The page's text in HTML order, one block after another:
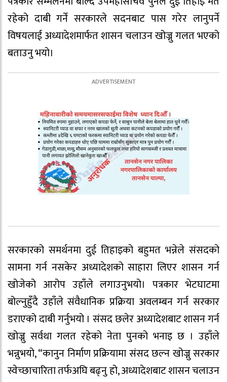
रहेको दाबी गर्ने सरकारले सदनबाट पास गरेर लानुपर्ने
विषयलाई अध्यादेशमार्फत शासन चलाउन खोज्नु गलत भएको
बताउनु भयो।
सरकारको समर्थनमा दुई तिहाइको बहुमत भन्नेले संसदको
सामना गर्न नसकेर अध्यादेशको साहारा लिएर शासन गर्न
खोजेको आरोप उहाँले लगाउनुभयो। पत्रकार भेटघाटमा
बोल्नुहुँदै उहाँले संवैधानिक प्रक्रिया अवलम्बन गर्न सरकार
डराएको दाबी गर्नुभयो । संसद छलेर अध्यादेशबाट शासन गर्न
खोज्नु सर्वथा गलत रहेको नेता पुनको भनाइ छ । उहाँले
भन्नुभयो, “कानुन निर्माण प्रक्रियामा संसद छल्न खोज्नु सरकार
स्वेच्छाचारिता तर्फअघि बढ्नु हो, अध्यादेशबाट शासन चलाउन